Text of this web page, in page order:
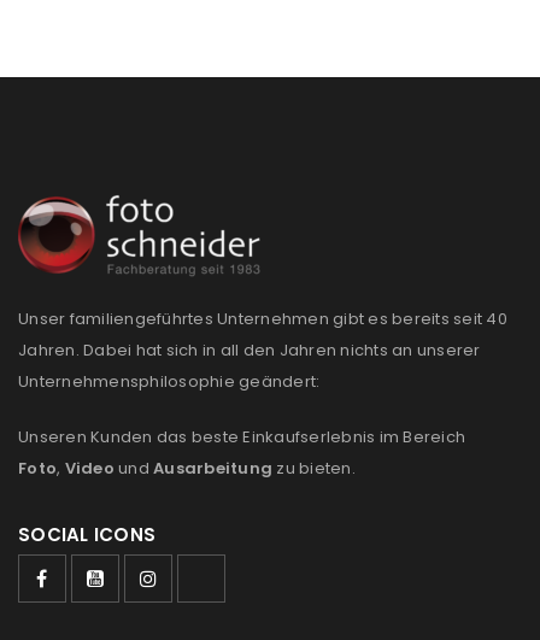
Unser familiengeführtes Unternehmen gibt es bereits seit 40
Jahren. Dabei hat sich in all den Jahren nichts an unserer
Unternehmensphilosophie geändert:
Unseren Kunden das beste Einkaufserlebnis im Bereich
Foto, Video und Ausarbeitung zu bieten.
SOCIAL ICONS